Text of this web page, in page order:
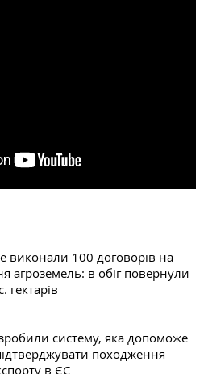
виконали 100 договорів на
агроземель: в обіг повернули
гектарів
систему, яка допоможе
походження
в ЄС